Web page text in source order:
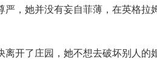
严，她并没有妄自菲薄，在英格拉
离开了庄园，她不想去破坏别人的